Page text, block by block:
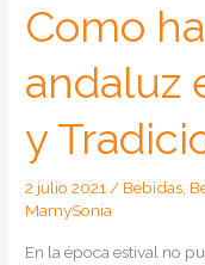
Como
andaluz
y
2 julio 2021 / Bebidas
MamySonia
En la época estival no